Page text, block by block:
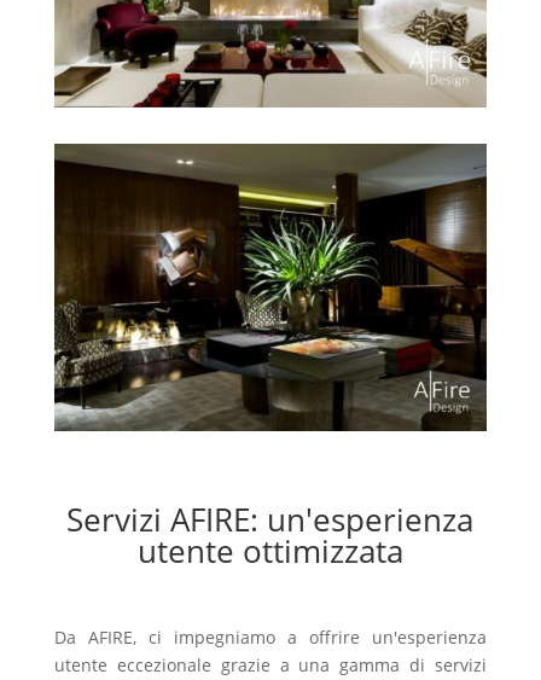
Servizi AFIRE: un'esperienza
utente ottimizzata
Da AFIRE, ci impegniamo a offrire un'esperienza
utente eccezionale grazie a una gamma di servizi